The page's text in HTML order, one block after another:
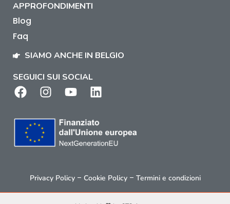
APPROFONDIMENTI
Blog
Faq
SIAMO ANCHE IN BELGIO
SEGUICI SUI SOCIAL
Privacy Policy– Cookie Policy– Termini e condizioni